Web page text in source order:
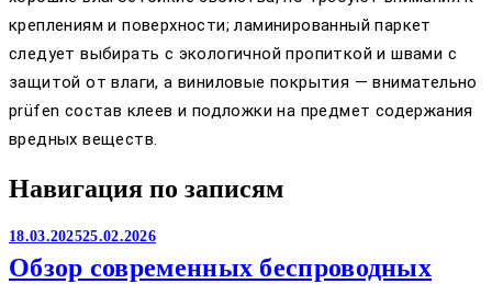
креплениям и поверхности; ламинированный паркет
следует выбирать с экологичной пропиткой и швами с
защитой от влаги, а виниловые покрытия — внимательно
prüfen состав клеев и подложки на предмет содержания
вредных веществ.
Навигация по записям
18.03.202525.02.2026
Обзор современных беспроводных